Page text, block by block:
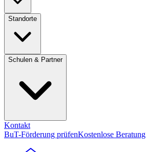
Standorte
Schulen & Partner
Kontakt
BuT-Förderung prüfenKostenlose Beratung